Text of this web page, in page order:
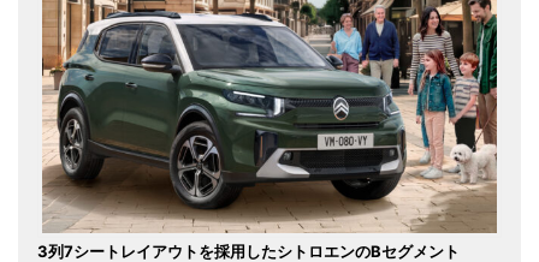
3列7シートレイアウトを採用したシトロエンのBセグメント